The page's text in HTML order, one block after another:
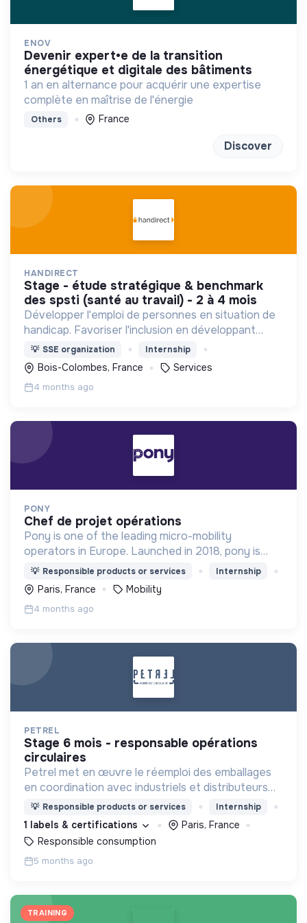
ENOV
devenir expert•e de la transition
énergétique et digitale des bâtiments
1 an en alternance pour acquérir une expertise
complète en maîtrise de l'énergie
Others France
Discover
HANDIRECT
stage - étude stratégique & benchmark
des spsti (santé au travail) - 2 à 4 mois
Développer l'emploi de personnes en situation de
handicap. Favoriser l'inclusion en développant
l'employabilité
💡 SSE organization Internship
Bois-Colombes, France Services
4 months ago
PONY
chef de projet opérations
Pony is one of the leading micro-mobility
operators in Europe. Launched in 2018, pony is
proud to be the only French operator. We design,
produce, and operate 10000 bikes and scooters
across 21 cities
💡 Responsible products or services Internship
Paris, France Mobility
4 months ago
PETREL
stage 6 mois - responsable opérations
circulaires
Petrel met en œuvre le réemploi des emballages
en coordination avec industriels et distributeurs
dans une approche pragmatique et inter-opérable
pour en finir avec les emballages à usage unique.
💡 Responsible products or services Internship
1 labels & certifications
Paris, France
Responsible consumption
5 months ago
TRAINING